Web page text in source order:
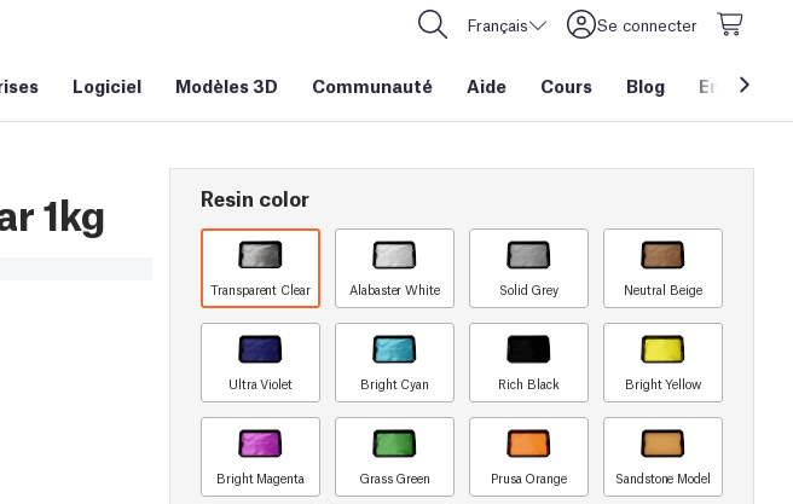
Français Se connecter
Logiciel Modèles 3D Communauté Aide Cours Blog Entreprise
1kg Resin color
Transparent Clear Alabaster White Solid Grey Neutral Beige
Ultra Violet Bright Cyan Rich Black Bright Yellow
Bright Magenta Grass Green Prusa Orange Sandstone Model